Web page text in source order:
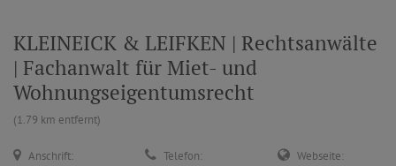
KLEINEICK & LEIFKEN | Rechtsanwälte
| Fachanwalt für Miet- und
Wohnungseigentumsrecht
(1.79 km entfernt)
Anschrift: Telefon: Webseite: